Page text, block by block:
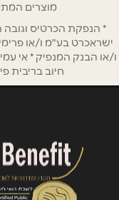
נושא*
אנא חזרו אלי
הודעה*
מוצרים
* הנפקת הכרטיס
ישראכרט בע"מ ו/או
ו/או הבנק המנפיק * אי
חיוב בריבית